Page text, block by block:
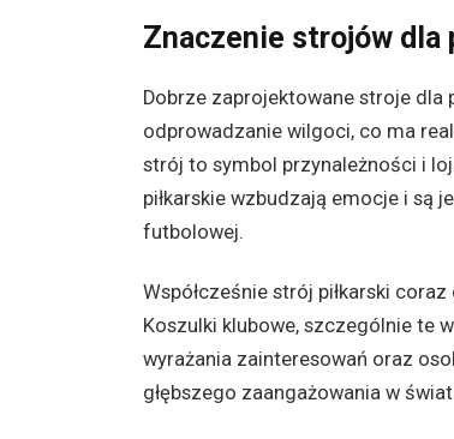
Znaczenie strojów dla
Dobrze zaprojektowane stroje dla
odprowadzanie wilgoci, co ma
strój to symbol przynależności i
piłkarskie wzbudzają emocje i są
futbolowej.
Współcześnie strój piłkarski
Koszulki klubowe, szczególnie te
wyrażania zainteresowań oraz
głębszego zaangażowania w